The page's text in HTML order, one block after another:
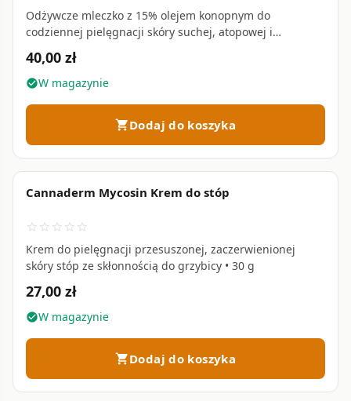
Odżywcze mleczko z 15% olejem konopnym do
codziennej pielęgnacji skóry suchej, atopowej i
łuszczycowej — również u dzieci od 3. roku życia • 150
ml
40,00 zł
check_circleW magazynie
shopping_cartDodaj do koszyka
Cannaderm Mycosin Krem do stóp
star_border star_border star_border star_border star_border
Krem do pielęgnacji przesuszonej, zaczerwienionej
skóry stóp ze skłonnością do grzybicy • 30 g
27,00 zł
check_circleW magazynie
shopping_cartDodaj do koszyka